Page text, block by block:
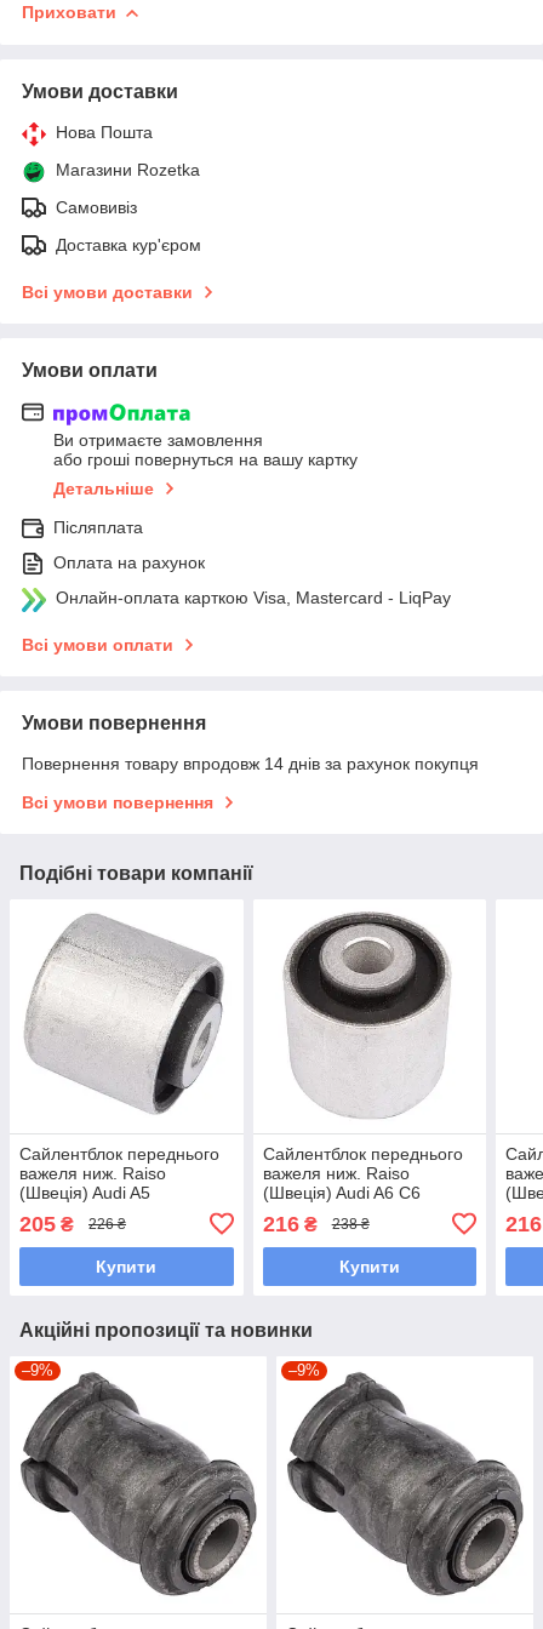
Приховати
Умови доставки
Нова Пошта
Магазини Rozetka
Самовивіз
Доставка кур'єром
Всі умови доставки
Умови оплати
Ви отримаєте замовлення
або гроші повернуться на вашу картку
Детальніше
Післяплата
Оплата на рахунок
Онлайн-оплата карткою Visa, Mastercard - LiqPay
Всі умови оплати
Умови повернення
Повернення товару впродовж 14 днів за рахунок покупця
Всі умови повернення
Подібні товари компанії
Сайлентблок переднього
важеля ниж. Raiso
(Швеція) Audi A5
#RL-4E0181B UAPTCEK7
205 ₴ 226 ₴
Купити
Сайлентблок переднього
важеля ниж. Raiso
(Швеція) Audi A6 C6
#RL-4H0151A UALBLQP7
216₴ 238 ₴
Купити
216
Акційні пропозиції та новинки
–9% –9%